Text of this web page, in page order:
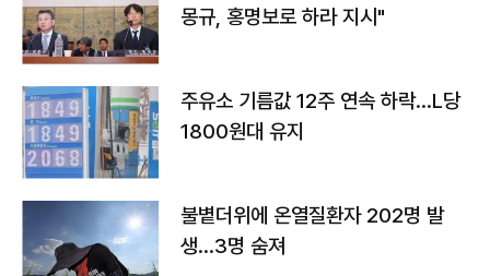
몽규, 홍명보로 하라 지시"
주유소 기름값 12주 연속 하락…L당
1800원대 유지
불볕더위에 온열질환자 202명 발
생…3명 숨져